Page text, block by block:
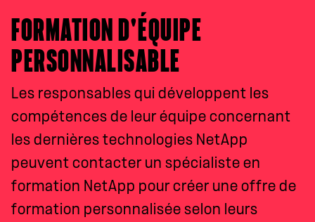
FORMATION D'ÉQUIPE
PERSONNALISABLE
Les responsables qui développent les
compétences de leur équipe concernant
les dernières technologies NetApp
peuvent contacter un spécialiste en
formation NetApp pour créer une offre de
formation personnalisée selon leurs